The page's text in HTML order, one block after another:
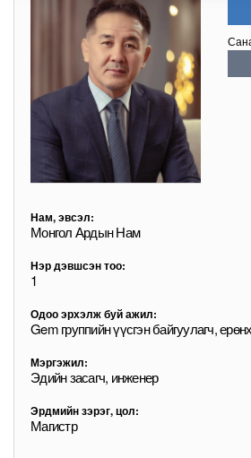
Нам, эвсэл:
Монгол Ардын Нам
Нэр дэвшсэн тоо:
1
Одоо эрхэлж буй ажил:
Gem группийн үүсгэн байгуулагч,
Мэргэжил:
Эдийн засагч, инженер
Эрдмийн зэрэг, цол:
Магистр